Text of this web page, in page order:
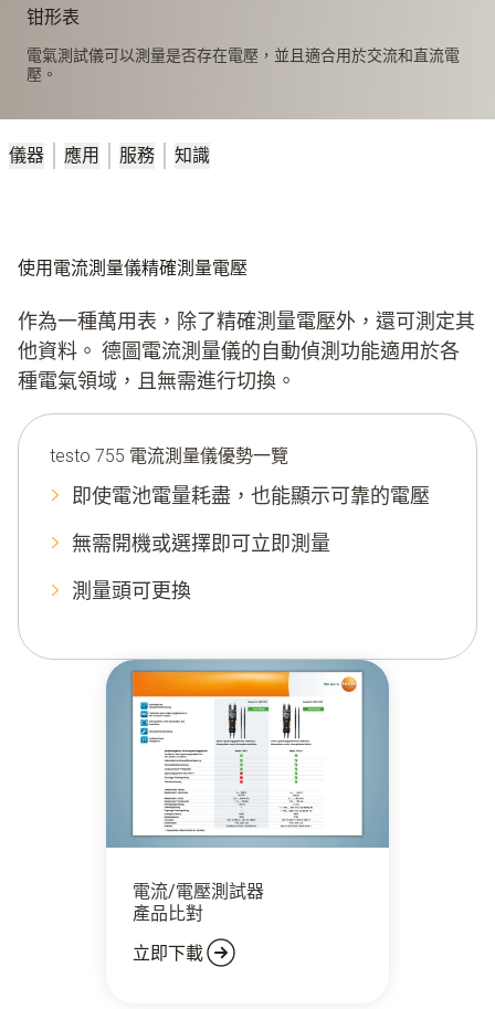
钳形表
電氣測試儀可以測量是否存在電壓，並且適合用於交流和直流電
壓。
儀器 應用 服務 知識
使用電流測量儀精確測量電壓
作為一種萬用表，除了精確測量電壓外，還可測定其
他資料。 德圖電流測量儀的自動偵測功能適用於各
種電氣領域，且無需進行切換。
testo 755 電流測量儀優勢一覽
即使電池電量耗盡，也能顯示可靠的電壓
無需開機或選擇即可立即測量
測量頭可更換
電流/電壓測試器
產品比對
立即下載